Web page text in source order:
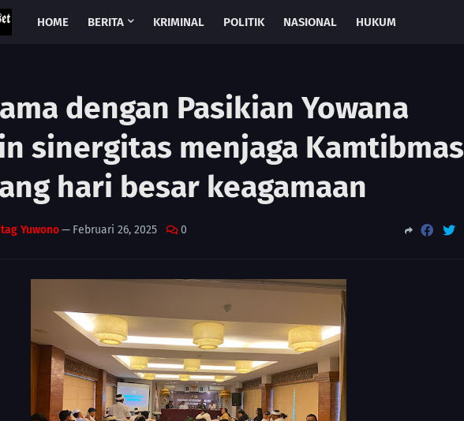
HOME BERITA KRIMINAL POLITIK NASIONAL HUKUM
dengan Pasikian Yowana
sinergitas menjaga Kamtibmas
hari besar keagamaan
Yuwono— Februari 26, 2025 0